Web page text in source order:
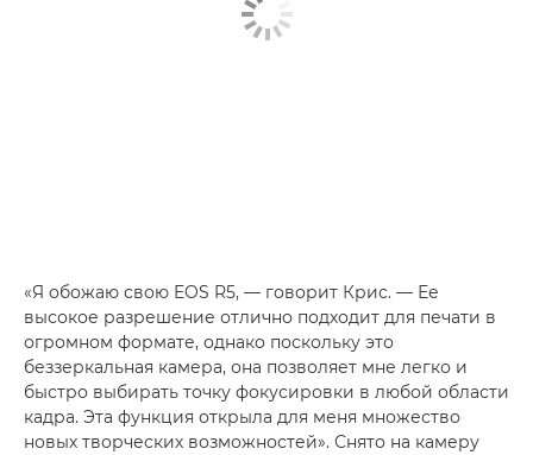
«Я обожаю свою EOS R5, — говорит Крис. — Ее
высокое разрешение отлично подходит для печати в
огромном формате, однако поскольку это
беззеркальная камера, она позволяет мне легко и
быстро выбирать точку фокусировки в любой области
кадра. Эта функция открыла для меня множество
новых творческих возможностей». Снято на камеру